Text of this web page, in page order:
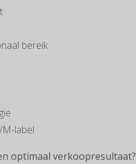
bereik
label
optimaal verkoopresultaat?